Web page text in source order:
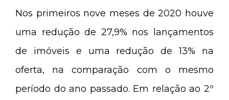
Nos primeiros nove meses de 2020 houve
uma redução de 27,9% nos lançamentos
de imóveis e uma redução de 13% na
oferta, na comparação com o mesmo
período do ano passado. Em relação ao 2º